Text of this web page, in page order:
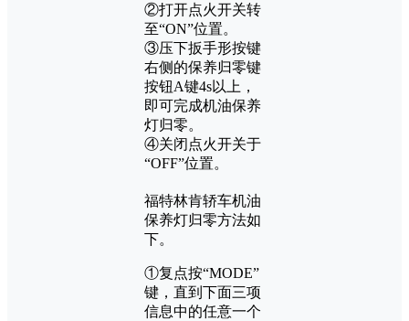
②打开点火开关转
至“ON”位置。
③压下扳手形按键
右侧的保养归零键
按钮A键4s以上，
即可完成机油保养
灯归零。
④关闭点火开关于
“OFF”位置。
福特林肯轿车机油
保养灯归零方法如
下。
①复点按“MODE”
键，直到下面三项
信息中的任意一个